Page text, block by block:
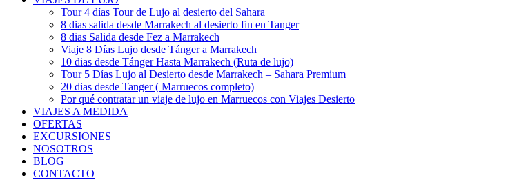
Tour 4 días Tour de Lujo al desierto del Sahara
8 dias salida desde Marrakech al desierto fin en Tanger
8 dias Salida desde Fez a Marrakech
Viaje 8 Días Lujo desde Tánger a Marrakech
10 dias desde Tánger Hasta Marrakech (Ruta de lujo)
Tour 5 Días Lujo al Desierto desde Marrakech – Sahara Premium
20 dias desde Tanger ( Marruecos completo)
Por qué contratar un viaje de lujo en Marruecos con Viajes Desierto
VIAJES A MEDIDA
OFERTAS
EXCURSIONES
NOSOTROS
BLOG
CONTACTO